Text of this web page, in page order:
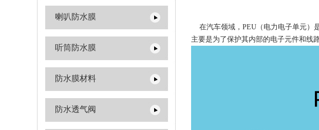
喇叭防水膜
听筒防水膜
防水膜材料
防水透气阀
在汽车领域，PEU（电力电子单元）
主要是为了保护其内部的电子元件和线